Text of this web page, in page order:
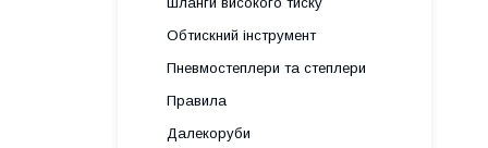
Обтискний інструмент
Пневмостеплери та степлери
Правила
Далекоруби